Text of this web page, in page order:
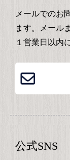
メールでのお
ます。メール
１営業日以内
公式SNS